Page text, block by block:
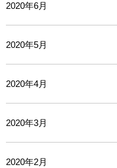
2020年6月
2020年5月
2020年4月
2020年3月
2020年2月